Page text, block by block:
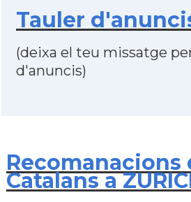
Tauler
(deixa el teu missatge
d'anuncis)
Recomanacions
Catalans a